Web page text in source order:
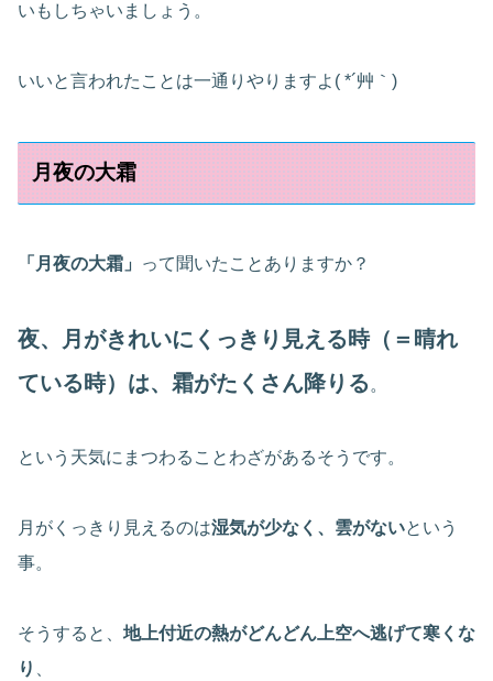
いもしちゃいましょう。
いいと言われたことは一通りやりますよ( *´艸｀)
月夜の大霜
「月夜の大霜」 って聞いたことありますか？
夜、月がきれいにくっきり見える時（＝晴れ
ている時）は、霜がたくさん降りる 。
という天気にまつわることわざがあるそうです。
月がくっきり見えるのは湿気が少なく、雲がないという
事。
そうすると、 地上付近の熱がどんどん上空へ逃げて寒くな
り